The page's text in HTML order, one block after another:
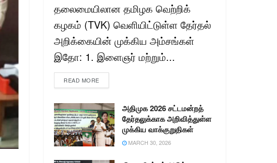
தலைமையிலான தமிழக வெற்றிக்
கழகம் (TVK) வெளியிட்டுள்ள தேர்தல்
அறிக்கையின் முக்கிய அம்சங்கள்
இதோ: 1. இளைஞர் மற்றும்...
READ MORE
அதிமுக 2026 சட்டமன்றத்
தேர்தலுக்காக அறிவித்துள்ள
முக்கிய வாக்குறுதிகள்
MARCH 30, 2026